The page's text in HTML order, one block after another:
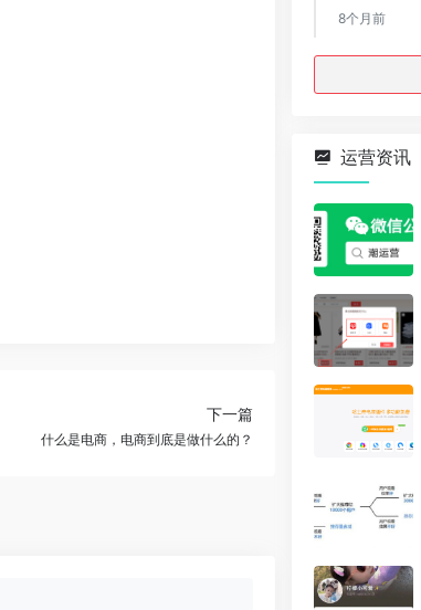
下一篇
什么是电商，电商到底是做什么的？
8个月前
运营资讯